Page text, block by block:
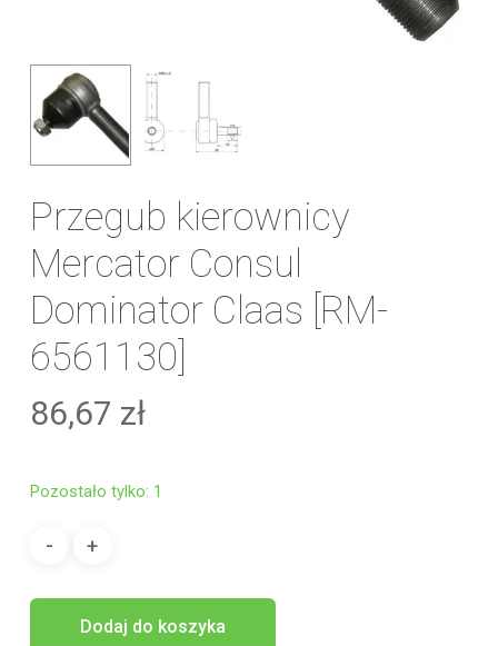
Przegub kierownicy
Mercator Consul
Dominator Claas [RM-
6561130]
86,67 zł
Pozostało tylko: 1
Dodaj do koszyka